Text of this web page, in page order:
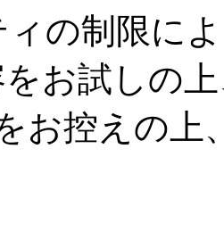
の制限に
お試しの
お控えの